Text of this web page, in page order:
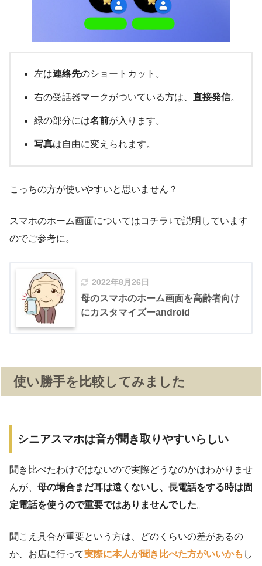
左は連絡先のショートカット。
右の受話器マークがついている方は、 直接発信。
緑の部分には名前が入ります。
写真は自由に変えられます。
こっちの方が使いやすいと思いません？
スマホのホーム画面についてはコチラ↓で説明しています
のでご参考に。
2022年8月26日
母のスマホのホーム画面を高齢者向け
にカスタマイズーandroid
使い勝手を比較してみました
シニアスマホは音が聞き取りやすいらしい
聞き比べたわけではないので実際どうなのかはわかりませ
んが、 母の場合まだ耳は遠くないし、長電話をする時は固
定電話を使うので重要ではありませんでした。
聞こえ具合が重要という方は、どのくらいの差があるの
か、お店に行って実際に本人が聞き比べた方がいいかも し